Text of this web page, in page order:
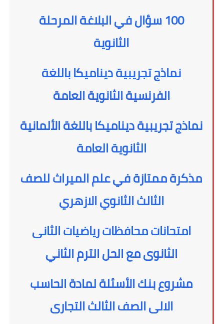
100 سؤال في البلاغة المرحلة
الثانوية
نماذج تجريبية ديناميكا باللغة
الفرنسية الثانوية العامة
نماذج تجريبية ديناميكا باللغة الألمانية
الثانوية العامة
مذكرة ممتازة في علم الميراث للصف
الثالث الثانوي الازهري
امتحانات محافظات رياضيات الثانى
الثانوى مع الحل الترم الثاني
مشروع بنك الأسئلة لمادة الحاسب
الالى الصف الثالث التجارى